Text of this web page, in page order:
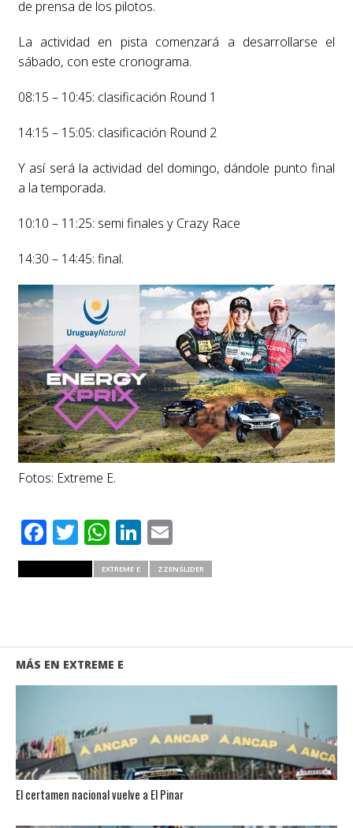
de prensa de los pilotos.
La actividad en pista comenzará a desarrollarse el
sábado, con este cronograma.
08:15 – 10:45: clasificación Round 1
14:15 – 15:05: clasificación Round 2
Y así será la actividad del domingo, dándole punto final
a la temporada.
10:10 – 11:25: semi finales y Crazy Race
14:30 – 14:45: final.
Fotos: Extreme E.
Facebook
Twitter
WhatsApp
LinkedIn
Email
EXTREME E ZZENSLIDER
MÁS EN EXTREME E
El certamen nacional vuelve a El Pinar